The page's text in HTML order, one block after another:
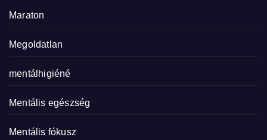
Maraton
Megoldatlan
mentálhigiéné
Mentális egészség
Mentális fókusz